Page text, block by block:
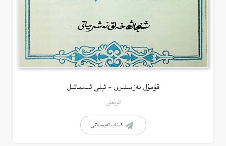
قۇمۇل نەزمىلىرى – ئېلى ئىسمائىل
ئۇيغۇر
كىتاب تەپسىلاتى